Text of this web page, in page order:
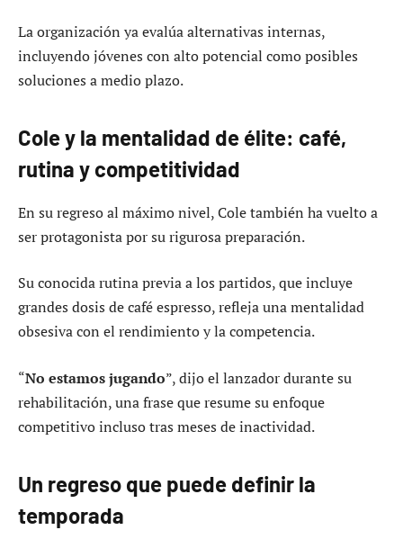
La organización ya evalúa alternativas internas,
incluyendo jóvenes con alto potencial como posibles
soluciones a medio plazo.
Cole y la mentalidad de élite: café,
rutina y competitividad
En su regreso al máximo nivel, Cole también ha vuelto a
ser protagonista por su rigurosa preparación.
Su conocida rutina previa a los partidos, que incluye
grandes dosis de café espresso, refleja una mentalidad
obsesiva con el rendimiento y la competencia.
“No estamos jugando”, dijo el lanzador durante su
rehabilitación, una frase que resume su enfoque
competitivo incluso tras meses de inactividad.
Un regreso que puede definir la
temporada